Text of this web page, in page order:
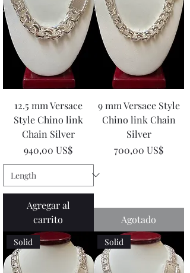
12.5 mm Versace
Style Chino link
Chain Silver
Precio
940,00 US$
Agregar al
carrito
9 mm Versace Style
Chino link Chain
Silver
Precio
700,00 US$
Agotado
Solid Solid